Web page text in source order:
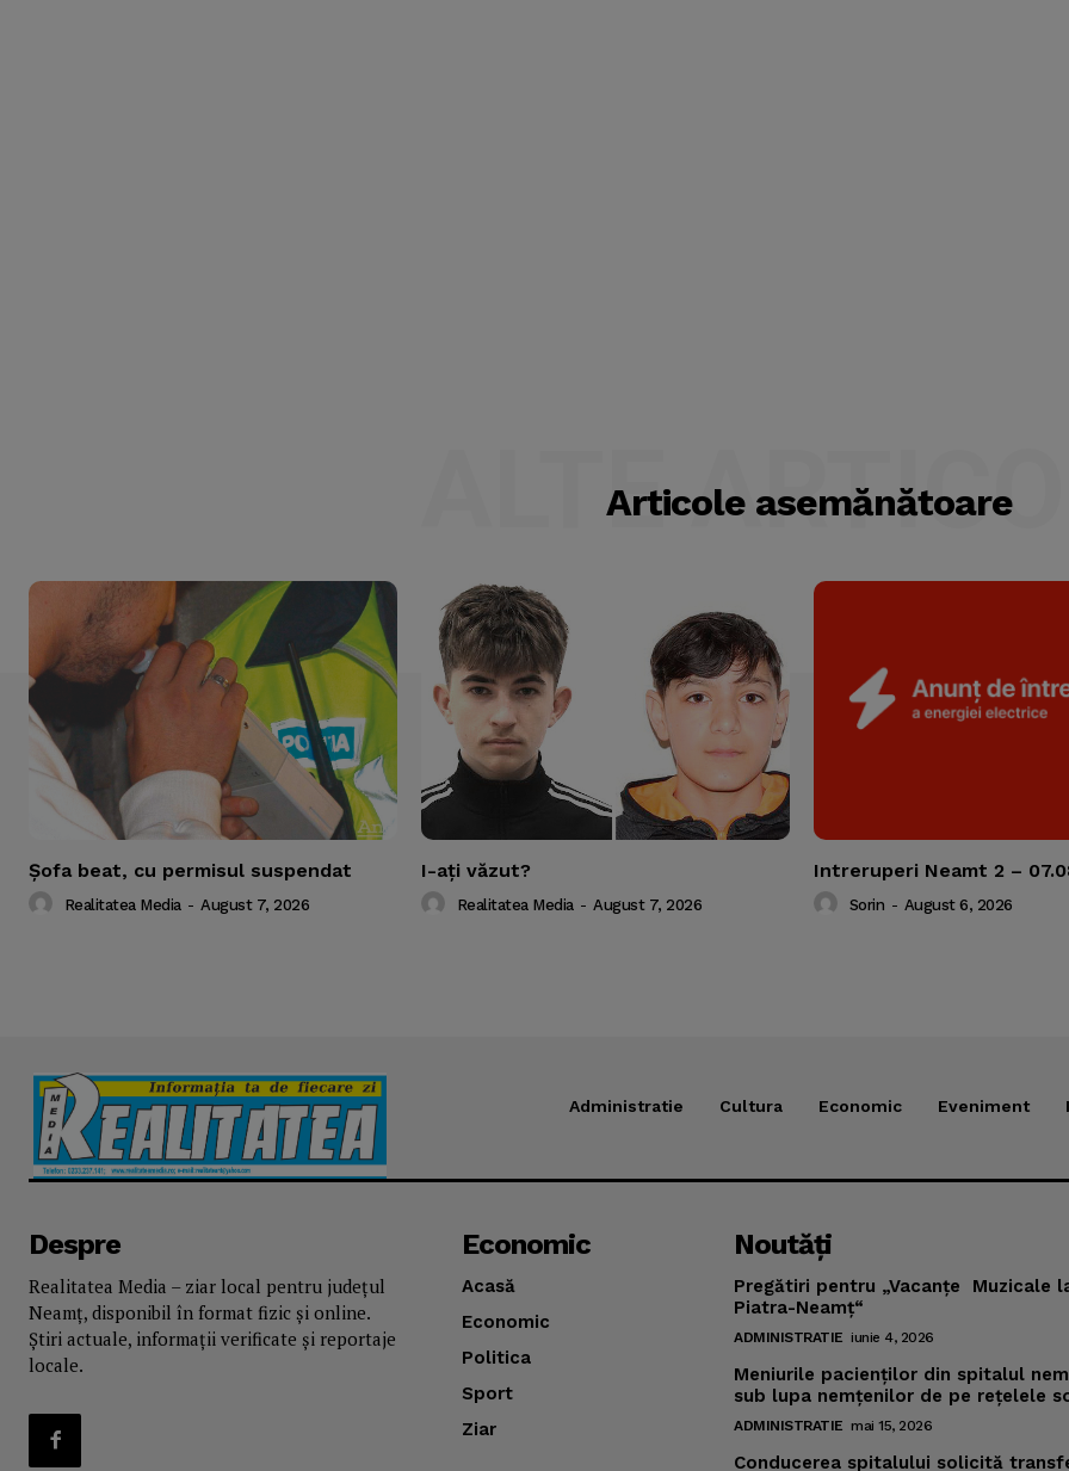
Articole asemănătoare
ALTE
Şofa beat, cu permisul suspendat
Realitatea Media - August 7, 2026
I-aţi văzut?
Realitatea Media - August 7, 2026
Intreruperi Neamt 2 –
Sorin - August 6, 2026
Administratie Cultura Economic Eveniment
Despre
Realitatea Media – ziar local pentru județul
Neamț, disponibil în format fizic și online.
Știri actuale, informații verificate și reportaje
locale.
Economic
Acasă
Economic
Politica
Sport
Ziar
Noutăţi
Pregătiri pentru „Vacanţe Muzicale
Piatra-Neamţ“
ADMINISTRATIE iunie 4, 2026
Meniurile pacienţilor din spitalul
sub lupa nemţenilor de pe reţelele
ADMINISTRATIE mai 15, 2026
Conducerea spitalului solicită